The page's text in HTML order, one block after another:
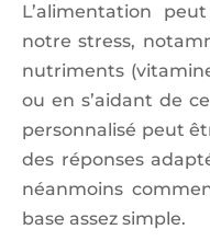
L’alimentation
notre stress,
nutriments
ou en s’aidant de
personnalisé peut
des réponses
néanmoins
base assez simple.